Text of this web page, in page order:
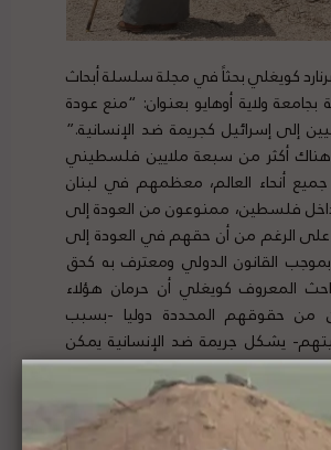
كويغلي بحثاً في مجلة سلسلة أبحاث
بجامعة ولاية أوهايو بعنوان: “منع عودة
إلى إسرائيل كجريمة ضد الإنسانية.”
هناك أكثر من سبعة ملايين فلسطيني
أنحاء العالم، معظمهم في لبنان
فلسطين، ممنوعون من العودة إلى
على الرغم من أن حقهم في العودة إلى
القانون الدولي ومعترف به كحق
المعروف كويغلي أن حرمان هؤلاء
من حقوقهم المحددة دوليا -بسبب
يشكل جريمة ضد الإنسانية يمكن
الجنائية الدولية.
الأصلي، هنا